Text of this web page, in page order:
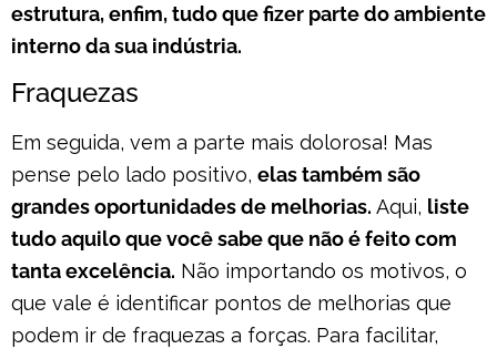
estrutura, enfim, tudo que fizer parte do ambiente
interno da sua indústria.
Fraquezas
Em seguida, vem a parte mais dolorosa! Mas
pense pelo lado positivo, elas também são
grandes oportunidades de melhorias. Aqui, liste
tudo aquilo que você sabe que não é feito com
tanta excelência. Não importando os motivos, o
que vale é identificar pontos de melhorias que
podem ir de fraquezas a forças. Para facilitar,